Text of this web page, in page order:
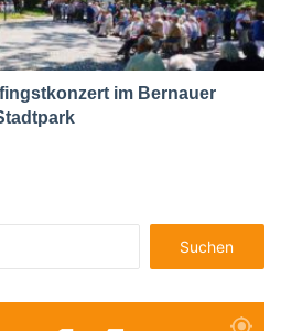
im Bernauer
nach: